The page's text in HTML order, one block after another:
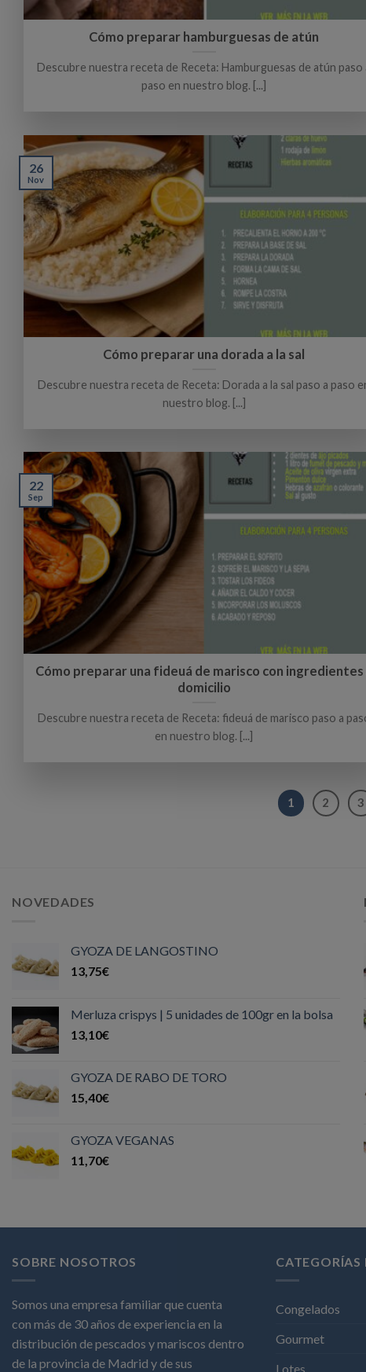
Cómo preparar hamburguesas de atún
Descubre nuestra receta de Receta: Hamburguesas de atún paso
paso en nuestro blog. [...]
Cómo preparar una dorada a la sal
Descubre nuestra receta de Receta: Dorada a la sal paso a paso
nuestro blog. [...]
26
Nov
Cómo preparar una fideuá de marisco con ingredientes
domicilio
Descubre nuestra receta de Receta: fideuá de marisco paso a
en nuestro blog. [...]
22
Sep
1 2 3
NOVEDADES
GYOZA DE LANGOSTINO
13,75€
Merluza crispys | 5 unidades de 100gr en la bolsa
13,10€
GYOZA DE RABO DE TORO
15,40€
GYOZA VEGANAS
11,70€
SOBRE NOSOTROS
Somos una empresa familiar que cuenta
con más de 30 años de experiencia en la
distribución de pescados y mariscos dentro
de la provincia de Madrid y de sus
Congelados
Gourmet
Lotes